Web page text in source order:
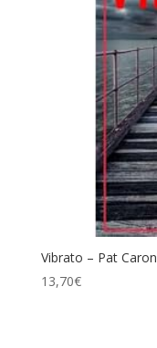
Vibrato – Pat Caron
13,70€